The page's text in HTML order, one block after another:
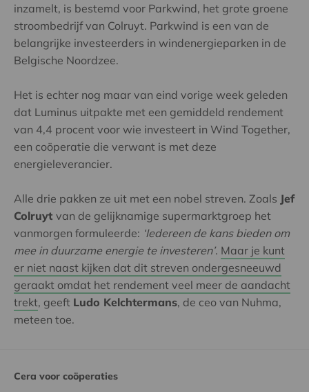
inzamelt, is bestemd voor Parkwind, het grote groene
stroombedrijf van Colruyt. Parkwind is een van de
belangrijke investeerders in windenergieparken in de
Belgische Noordzee.
Het is echter nog maar van eind vorige week geleden
dat Luminus uitpakte met een gemiddeld rendement
van 4,4 procent voor wie investeert in Wind Together,
een coöperatie die verwant is met deze
energieleverancier.
Alle drie pakken ze uit met een nobel streven. Zoals Jef
Colruyt van de gelijknamige supermarktgroep het
vanmorgen formuleerde: ‘Iedereen de kans bieden om
mee in duurzame energie te investeren’. Maar je kunt
er niet naast kijken dat dit streven ondergesneeuwd
geraakt omdat het rendement veel meer de aandacht
trekt, geeft Ludo Kelchtermans, de ceo van Nuhma,
meteen toe.
Cera voor coöperaties